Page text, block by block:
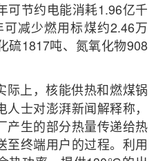
可节约电能消耗1.96亿千
减少燃用标煤约2.46万
硫1817吨、氮氧化物908
际上，核能供热和燃煤锅
士对澎湃新闻解释称，
产生的部分热量传递给热
至终端用户的过程。利用